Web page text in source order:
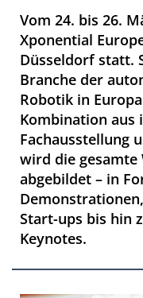
Vom 24. bis 26.
Xponential
Düsseldorf statt.
Branche der
Robotik in
Kombination
Fachausstellung
wird die
abgebildet – in
Start-ups bis hin
Keynotes.